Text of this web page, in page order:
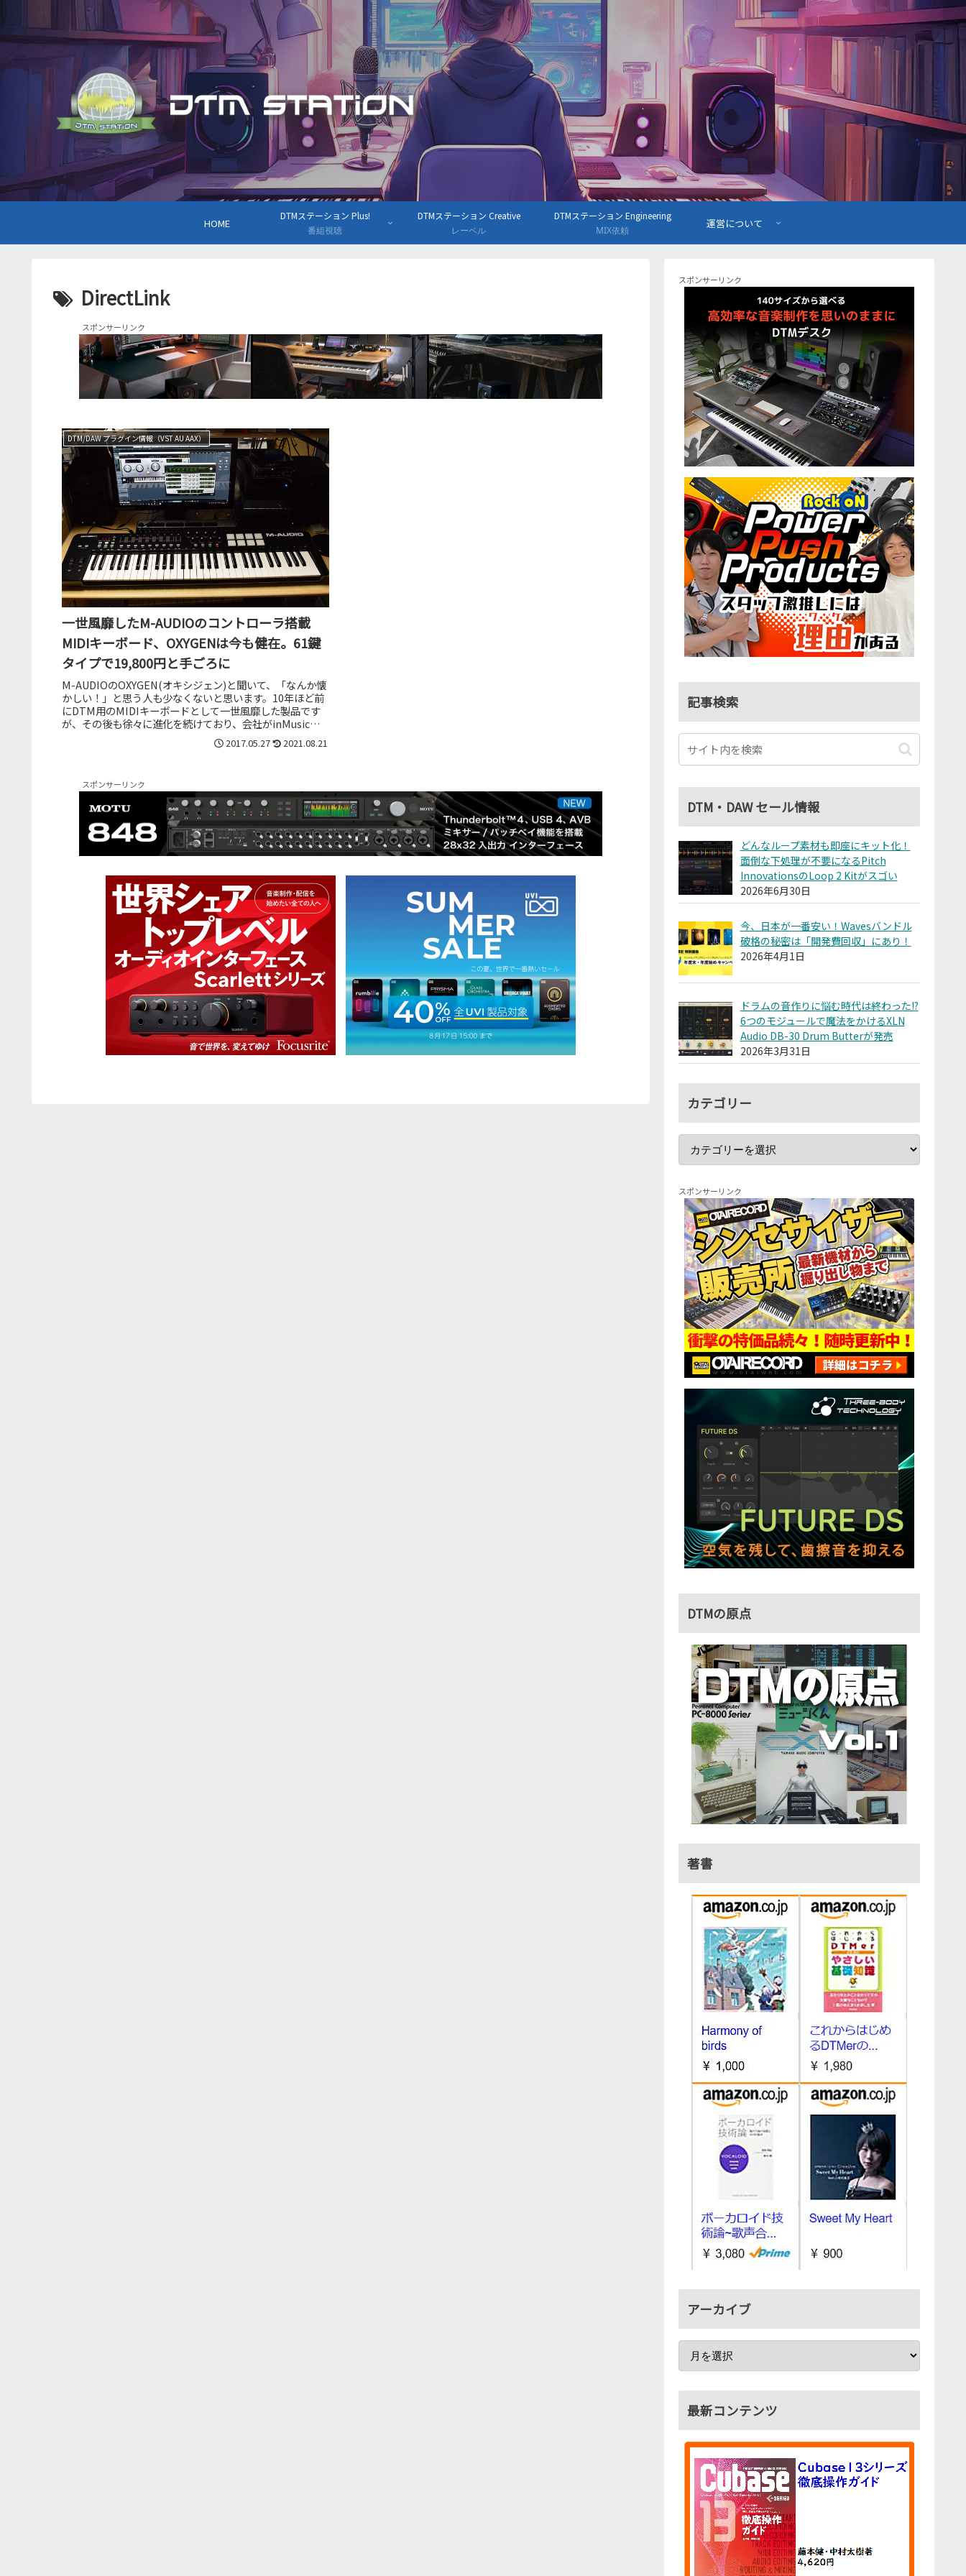
HOME
DTMステーション Plus!
番組視聴
DTMステーション Creative
レーベル
DTMステーション Engineering
MIX依頼
運営について
DirectLink
スポンサーリンク
DTM/DAW プラグイン情報（VST AU AAX）
一世風靡したM-AUDIOのコントローラ搭載
MIDIキーボード、OXYGENは今も健在。61鍵
タイプで19,800円と手ごろに
M-AUDIOのOXYGEN(オキシジェン)と聞いて、「なんか懐
かしい！」と思う人も少なくないと思います。10年ほど前
にDTM用のMIDIキーボードとして一世風靡した製品です
が、その後も徐々に進化を続けており、会社がinMusicに
2017.05.27 2021.08.21
スポンサーリンク
スポンサーリンク
記事検索
DTM・DAW セール情報
どんなループ素材も即座にキット化！
面倒な下処理が不要になるPitch
InnovationsのLoop 2 Kitがスゴい
2026年6月30日
今、日本が一番安い！Wavesバンドル
破格の秘密は「開発費回収」にあり！
2026年4月1日
ドラムの音作りに悩む時代は終わった!?
6つのモジュールで魔法をかけるXLN
Audio DB-30 Drum Butterが発売
2026年3月31日
カテゴリー
スポンサーリンク
DTMの原点
著書
アーカイブ
最新コンテンツ